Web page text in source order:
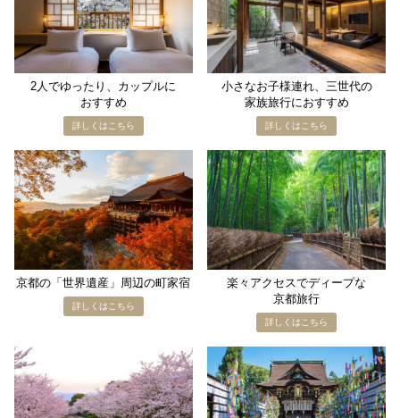
2人で​ゆったり、​カップルに​
おすすめ
小さな​お子様連れ、​三世代の​
家族旅行に​おすすめ
京都の​「世界遺産」​周辺の​町家宿
楽々​アクセスで​ディープな​
京都旅行